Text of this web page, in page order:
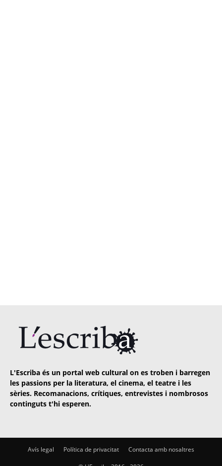
L'Escriba és un portal web cultural on es troben i barregen
les passions per la literatura, el cinema, el teatre i les
sèries. Recomanacions, crítiques, entrevistes i nombrosos
continguts t'hi esperen.
Avís legal Política de privacitat Contacta amb nosaltres